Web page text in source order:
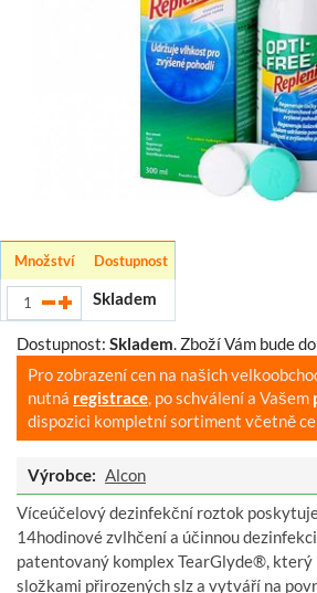
Množství Dostupnost
Skladem
Dostupnost: Skladem. Zboží Vám bude
Pro zobrazení cen na našich
nutná registrace, po schválení a Vašem
dispozici kompletní sortiment včetně
Výrobce: Alcon
Víceúčelový dezinfekční roztok
14hodinové zvlhčení a účinnou
patentovaný komplex TearGlyde®, který
složkami přirozených slz a vytváří na